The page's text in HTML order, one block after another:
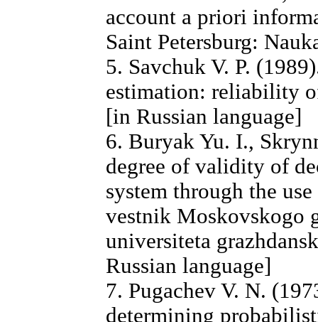
account a priori
Saint Petersburg:
5. Savchuk V. P.
estimation: reliability
[in Russian language]
6. Buryak Yu. I.,
degree of validity of
system through the
vestnik Moskovskogo
universiteta
Russian language]
7. Pugachev V. N.
determining